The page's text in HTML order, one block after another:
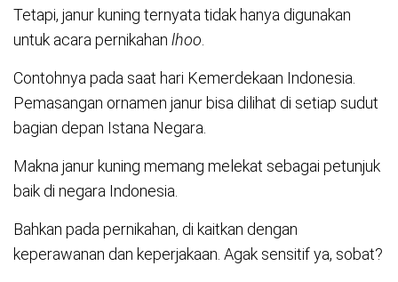
Tetapi, janur kuning ternyata tidak hanya digunakan
untuk acara pernikahan lhoo.
Contohnya pada saat hari Kemerdekaan Indonesia.
Pemasangan ornamen janur bisa dilihat di setiap sudut
bagian depan Istana Negara.
Makna janur kuning memang melekat sebagai petunjuk
baik di negara Indonesia.
Bahkan pada pernikahan, di kaitkan dengan
keperawanan dan keperjakaan. Agak sensitif ya, sobat?